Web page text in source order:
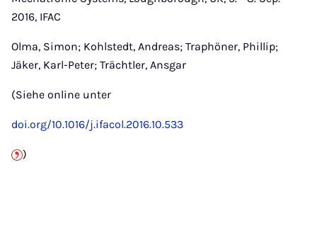
2016, IFAC
Olma, Simon; Kohlstedt, Andreas; Traphöner, Phillip;
Jäker, Karl-Peter; Trächtler, Ansgar
(Siehe online unter
doi.org/10.1016/j.ifacol.2016.10.533
)